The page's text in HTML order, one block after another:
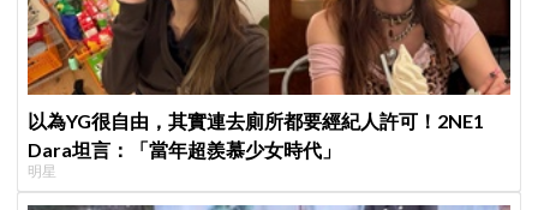
以為YG很自由，其實連去廁所都要經紀人許可！2NE1
Dara坦言：「當年超羨慕少女時代」
明星